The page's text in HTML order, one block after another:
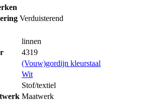
Verduisterend
linnen
4319
(Vouw)gordijn kleurstaal
Wit
Stof/textiel
Maatwerk